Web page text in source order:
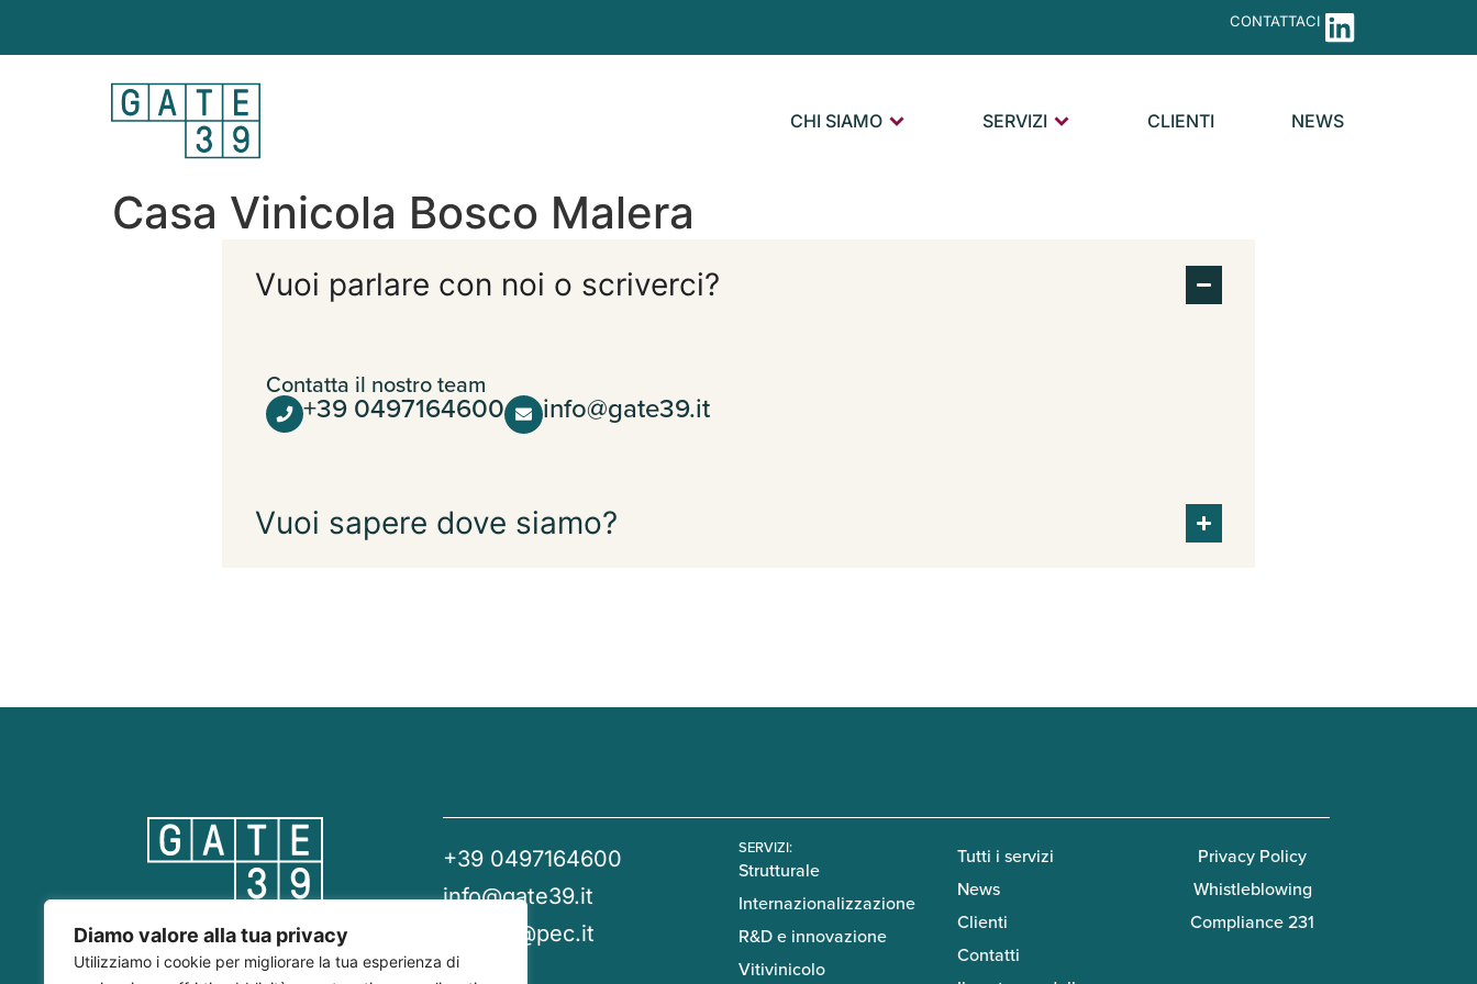
Diamo valore alla tua privacy
Utilizziamo i cookie per migliorare la tua esperienza di
CONTATTACI
CHI SIAMO SERVIZI CLIENTI NEWS
Casa Vinicola Bosco Malera
Vuoi parlare con noi o scriverci?
Contatta il nostro team
+39 0497164600 info@gate39.it
Vuoi sapere dove siamo?
+39 0497164600
info@gate39.it
gate39@pec.it
SERVIZI:
Strutturale
Internazionalizzazione
R&D e innovazione
Vitivinicolo
Tutti i servizi
News
Clienti
Contatti
Privacy Policy
Whistleblowing
Compliance 231